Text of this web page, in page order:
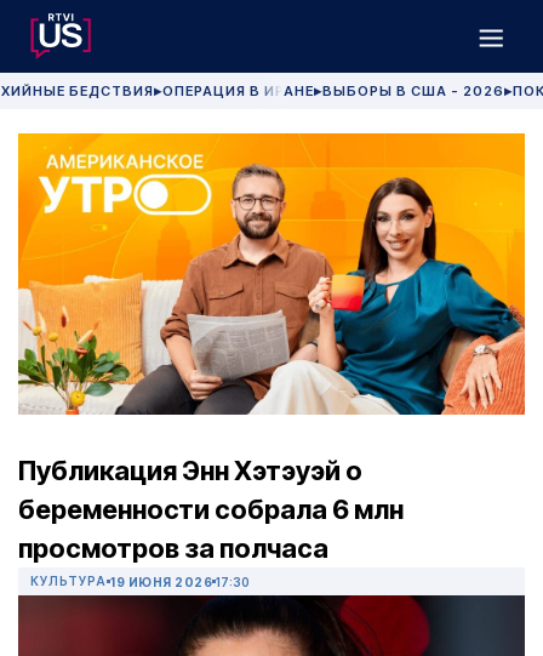
БЕДСТВИЯ▶ОПЕРАЦИЯ В ИРАНЕ▶ВЫБОРЫ В США - 2026 ▶
Публикация Энн Хэтэуэй о
беременности собрала 6 млн
просмотров за полчаса
КУЛЬТУРА 19 ИЮНЯ 2026 17:30